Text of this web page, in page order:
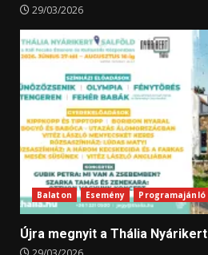
29/03/2026
Balaton Esemény Programajánló
Újra megnyit a Thália